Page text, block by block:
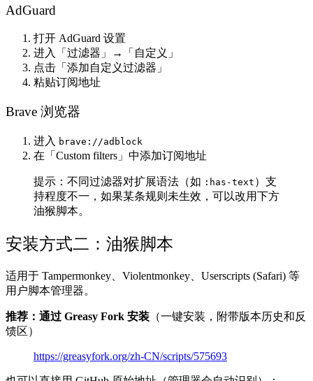
AdGuard
打开 AdGuard 设置
进入「过滤器」→「自定义」
点击「添加自定义过滤器」
粘贴订阅地址
Brave 浏览器
进入 brave://adblock
在「Custom filters」中添加订阅地址
提示：不同过滤器对扩展语法（如 :has-text ）支
持程度不一，如果某条规则未生效，可以改用下方
油猴脚本。
安装方式二：油猴脚本
适用于 Tampermonkey、Violentmonkey、Userscripts (Safari) 等
用户脚本管理器。
推荐：通过 Greasy Fork 安装 （一键安装，附带版本历史和反
馈区）
https://greasyfork.org/zh-CN/scripts/575693